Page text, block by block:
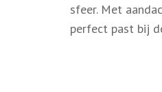
sfeer. Met
perfect past bij